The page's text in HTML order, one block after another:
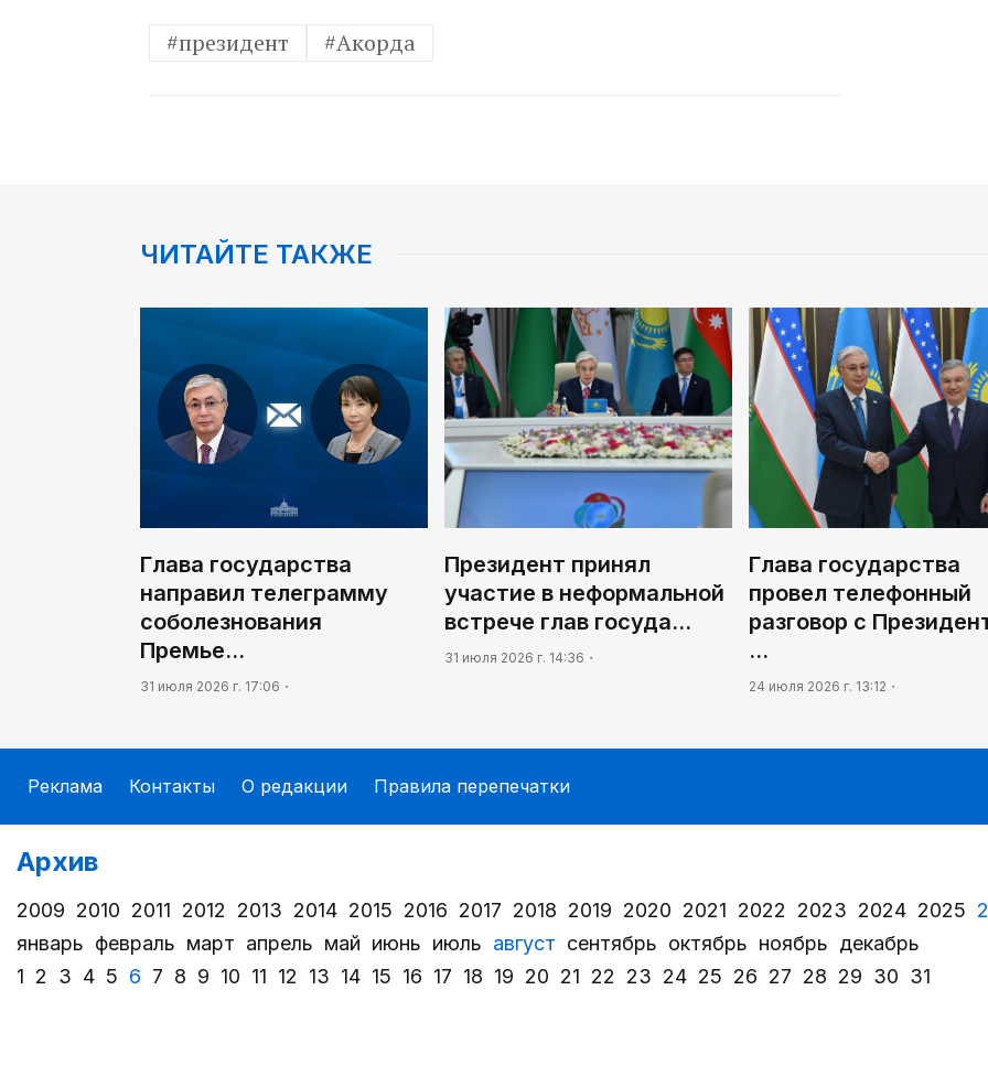
#президент #Акорда
ЧИТАЙТЕ ТАКЖЕ
Глава государства
направил телеграмму
соболезнования
Премье…
31 июля 2026 г. 17:06
Президент принял
участие в неформальной
встрече глав госуда…
31 июля 2026 г. 14:36
Глава государства
провел телефонный
разговор с
…
24 июля 2026 г. 13:12
Реклама Контакты О редакции Правила перепечатки
Архив
2009 2010 2011 2012 2013 2014 2015 2016 2017 2018 2019 2020 2021 2022 2023 2024 2025
январь февраль март апрель май июнь июль август сентябрь октябрь ноябрь декабрь
1 2 3 4 5 6 7 8 9 10 11 12 13 14 15 16 17 18 19 20 21 22 23 24 25 26 27 28 29 30 31